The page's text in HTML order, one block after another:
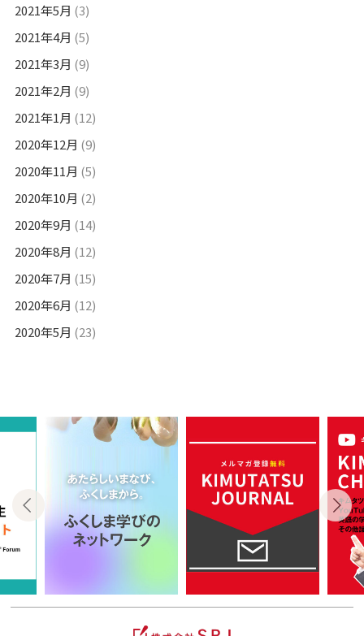
2021年5月 (3)
2021年4月 (5)
2021年3月 (9)
2021年2月 (9)
2021年1月 (12)
2020年12月 (9)
2020年11月 (5)
2020年10月 (2)
2020年9月 (14)
2020年8月 (12)
2020年7月 (15)
2020年6月 (12)
2020年5月 (23)